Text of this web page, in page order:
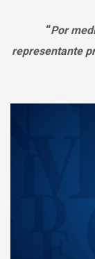
“Por
representante